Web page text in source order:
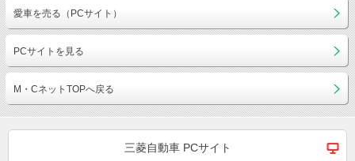
愛車を売る（PCサイト）
PCサイトを見る
M・CネットTOPへ戻る
三菱自動車 PCサイト